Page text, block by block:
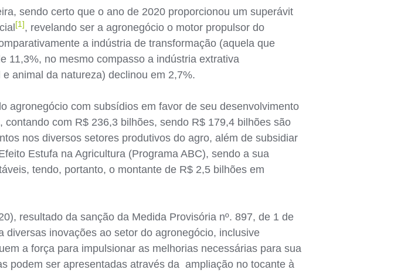
sendo certo que o ano de 2020 proporcionou um superávit
[1] , revelando ser a agronegócio o motor propulsor do
a indústria de transformação (aquela que
no mesmo compasso a indústria extrativa
animal da natureza) declinou em 2,7%.
agronegócio com subsídios em favor de seu desenvolvimento
com R$ 236,3 bilhões, sendo R$ 179,4 bilhões são
nos diversos setores produtivos do agro, além de subsidiar
Estufa na Agricultura (Programa ABC), sendo a sua
tendo, portanto, o montante de R$ 2,5 bilhões em
resultado da sanção da Medida Provisória nº. 897, de 1 de
diversas inovações ao setor do agronegócio, inclusive
a força para impulsionar as melhorias necessárias para sua
podem ser apresentadas através da ampliação no tocante à